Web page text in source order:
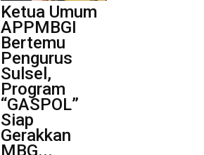
Ketua Umum
APPMBGI
Bertemu
Pengurus
Sulsel,
Program
“GASPOL”
Siap
Gerakkan
MBG...